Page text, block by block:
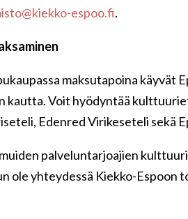
espoo.fi.
maksutapoina
kautta. Voit hyödyntää
Edenred Virikeseteli sekä
palveluntarjoajien
ole yhteydessä Kiekko-Espoon